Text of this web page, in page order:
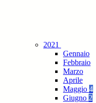
2021
Gennaio
Febbraio
Marzo
Aprile
Maggio 4
Giugno 2